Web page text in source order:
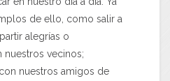
de ello, como salir a
alegrías o
nuestros vecinos;
nuestros amigos de